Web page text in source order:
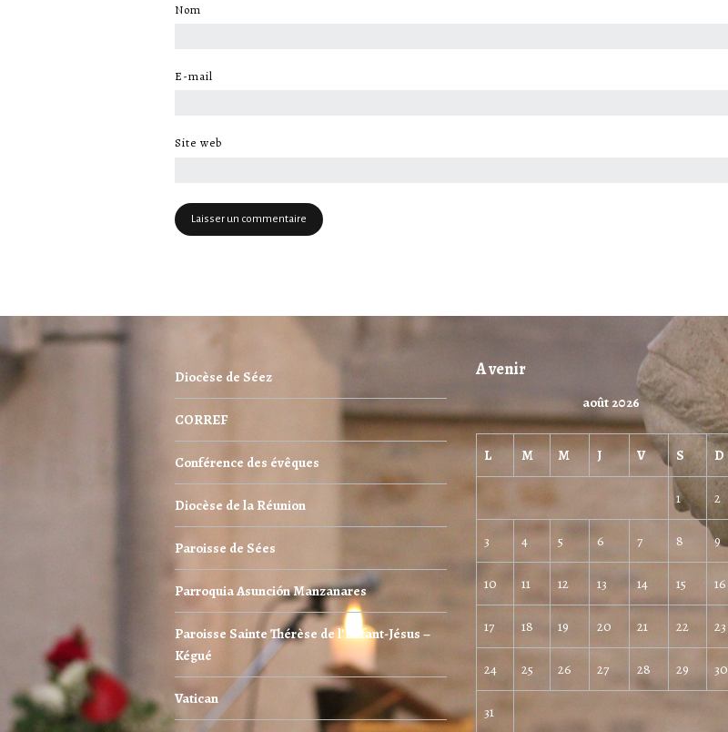
Nom
E-mail
Site web
Diocèse de Séez
CORREF
Conférence des évêques
Diocèse de la Réunion
Paroisse de Sées
Parroquia Asunción Manzanares
Paroisse Sainte Thérèse de l’Enfant-Jésus –
Kégué
Vatican
A venir
août 2026
L M M J V S D
1 2
3 4 5 6 7 8 9
10 11 12 13 14 15 16
17 18 19 20 21 22 23
24 25 26 27 28 29 30
31